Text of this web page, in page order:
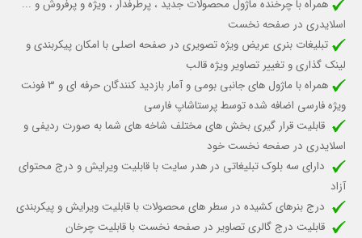
همراه با چرخنده ماژول محصولات جدید ، پرطرفدار ، ویژه و پرفروش و ...
اسلایدری در صفحه نخست
تبلیغات بنری عریض ویژه تصویری در صفحه اصلی با امکان پیکربندی و
لینک گذاری و تغییر تصاویر ویژه قالب
همراه با ماژول های جانبی بومی و آمار بازدید کنندگان حرفه ای و 3 فونت
ویژه فارسی اضافه شده توسط پرستاشاپ فارسی
قابلیت قرار گیری بخش های مختلف شاخه های شما به صورت ردیفی و
اسلایدری در صفحه نخست خود
دارای سه بلوک تبلیغاتی در هدر سایت با قابلیت ویرایش و درج محتوای
آزاد
درج بنرهای کشیده در سطر های محصولات با قابلیت ویرایش و پیکربندی
قابلیت درج گالری تصاویر در صفحه نخست با قابلیت چرخان